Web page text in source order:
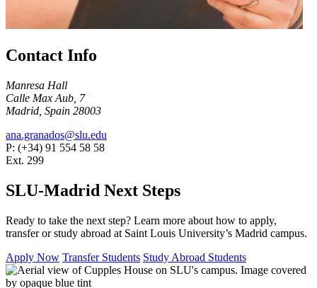
Contact Info
Manresa Hall
Calle Max Aub, 7
Madrid, Spain 28003
ana.granados@slu.edu
P: (+34) 91 554 58 58
Ext. 299
SLU-Madrid Next Steps
Ready to take the next step? Learn more about how to apply,
transfer or study abroad at Saint Louis University’s Madrid campus.
Apply Now Transfer Students Study Abroad Students